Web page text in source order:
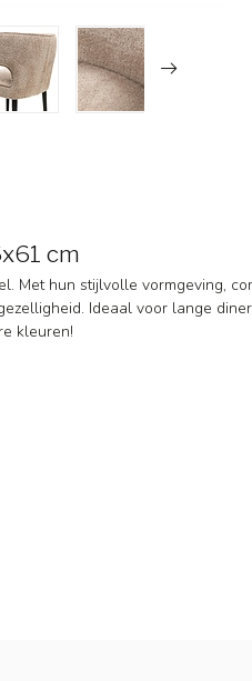
cm
Met hun stijlvolle vormgeving,
Ideaal voor lange
kleuren!